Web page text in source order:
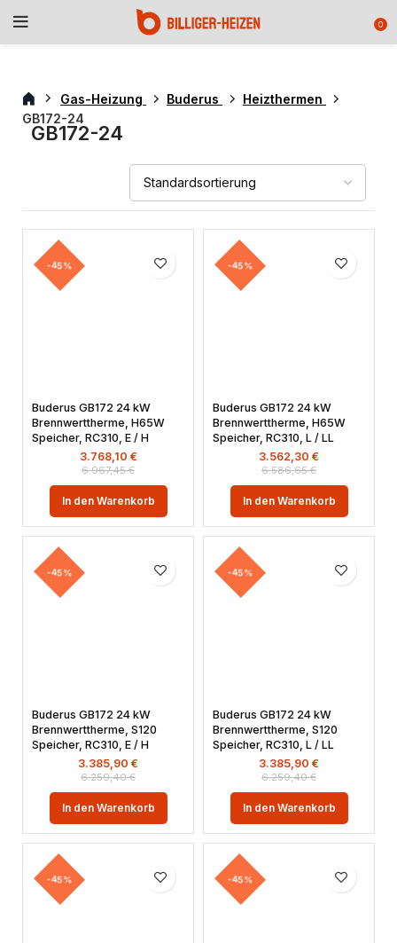
0
Gas-Heizung Buderus
Heizthermen
GB172-24
GB172-24
-45%
Buderus GB172 24 kW
Brennwerttherme, H65W
Speicher, RC310, E / H
6.967,45€
3.768,10 €
In den Warenkorb
-45%
Buderus GB172 24 kW
Brennwerttherme, H65W
Speicher, RC310, L / LL
6.586,65€
3.562,30 €
In den Warenkorb
-45%
Buderus GB172 24 kW
Brennwerttherme, S120
Speicher, RC310, E / H
6.259,40€
3.385,90 €
In den Warenkorb
-45%
Buderus GB172 24 kW
Brennwerttherme, S120
Speicher, RC310, L / LL
6.259,40€
3.385,90 €
In den Warenkorb
-45% -45%